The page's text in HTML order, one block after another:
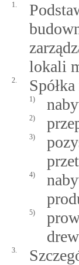
1.
lokali
2.
1)
2)
3)
4)
5)
3.